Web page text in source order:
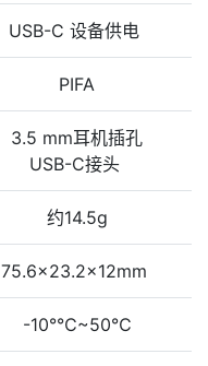
USB-C 设备供电
PIFA
3.5 mm耳机插孔
USB-C接头
约14.5g
75.6x23.2x12mm
-10°℃~50℃